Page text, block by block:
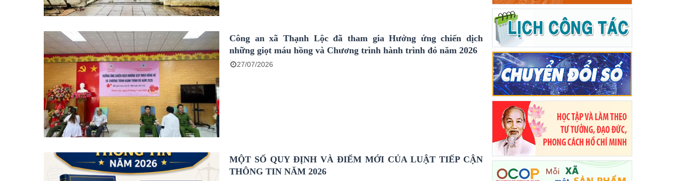
Công an xã Thạnh Lộc đã tham gia Hưởng ứng chiến dịch
những giọt máu hồng và Chương trình hành trình đỏ năm 2026
27/07/2026
MỘT SỐ QUY ĐỊNH VÀ ĐIỂM MỚI CỦA LUẬT TIẾP CẬN
THÔNG TIN NĂM 2026